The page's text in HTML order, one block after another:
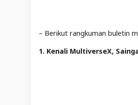
– Berikut rangkuman buletin
1. Kenali MultiverseX,